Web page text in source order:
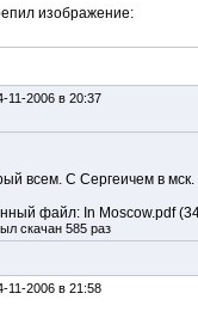
изображение:
11-2006 в 20:37
всем. С Сергеичем в мск.
файл: In Moscow.pdf
скачан 585 раз
11-2006 в 21:58